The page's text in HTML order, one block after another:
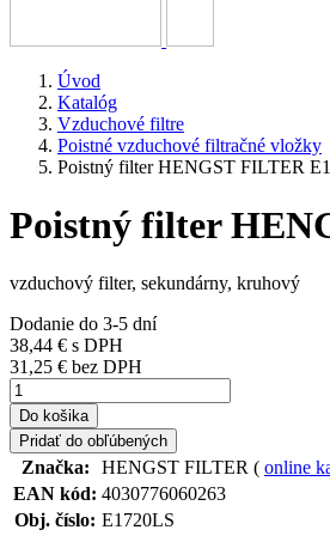
Úvod
Katalóg
Vzduchové filtre
Poistné vzduchové filtračné vložky
Poistný filter HENGST FILTER
Poistný filter
vzduchový filter, sekundárny, kruhový
Dodanie do 3-5 dní
38,44 € s DPH
31,25 € bez DPH
Do košika
Pridať do obľúbených
Značka: HENGST FILTER ( online
EAN kód: 4030776060263
Obj. číslo: E1720LS